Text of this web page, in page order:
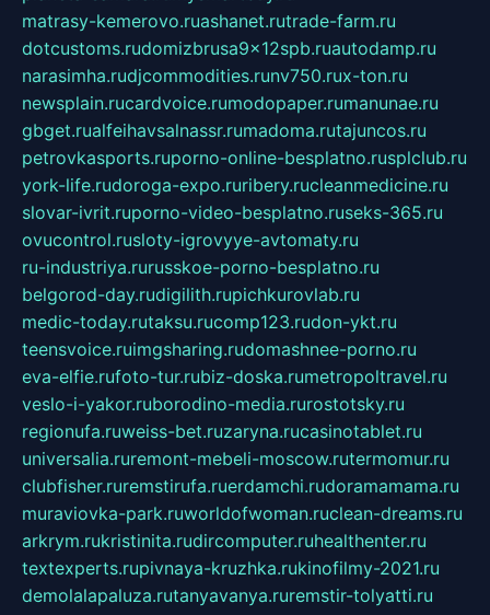
matrasy-kemerovo.ruashanet.rutrade-farm.ru
dotcustoms.rudomizbrusa9x12spb.ruautodamp.ru
narasimha.rudjcommodities.runv750.rux-ton.ru
newsplain.rucardvoice.rumodopaper.rumanunae.ru
gbget.rualfeihavsalnassr.rumadoma.rutajuncos.ru
petrovkasports.ruporno-online-besplatno.rusplclub.ru
york-life.rudoroga-expo.ruribery.rucleanmedicine.ru
slovar-ivrit.ruporno-video-besplatno.ruseks-365.ru
ovucontrol.rusloty-igrovyye-avtomaty.ru
ru-industriya.rurusskoe-porno-besplatno.ru
belgorod-day.rudigilith.rupichkurovlab.ru
medic-today.rutaksu.rucomp123.rudon-ykt.ru
teensvoice.ruimgsharing.rudomashnee-porno.ru
eva-elfie.rufoto-tur.rubiz-doska.rumetropoltravel.ru
veslo-i-yakor.ruborodino-media.rurostotsky.ru
regionufa.ruweiss-bet.ruzaryna.rucasinotablet.ru
universalia.ruremont-mebeli-moscow.rutermomur.ru
clubfisher.ruremstirufa.ruerdamchi.rudoramamama.ru
muraviovka-park.ruworldofwoman.ruclean-dreams.ru
arkrym.rukristinita.rudircomputer.ruhealthenter.ru
textexperts.rupivnaya-kruzhka.rukinofilmy-2021.ru
demolalapaluza.rutanyavanya.ruremstir-tolyatti.ru